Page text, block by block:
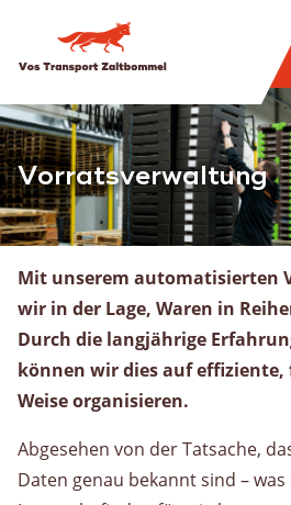
Dienstleistungen
Lkw-Transport
Internationaler Transport
Fuhrpark
Werkstatt
Schifffahrt
Frachtarten
Vorratsverwaltung
Mit unserem automatisierten
wir in der Lage, Waren in
Durch die langjährige
können wir dies auf
Weise organisieren.
Abgesehen von der Tatsache,
Daten genau bekannt sind –